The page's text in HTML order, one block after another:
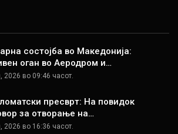
состојба во Македонија:
оган во Аеродром и…
2026 во 09:46 часот.
пресврт: На повидок
за отворање на…
2026 во 16:36 часот.